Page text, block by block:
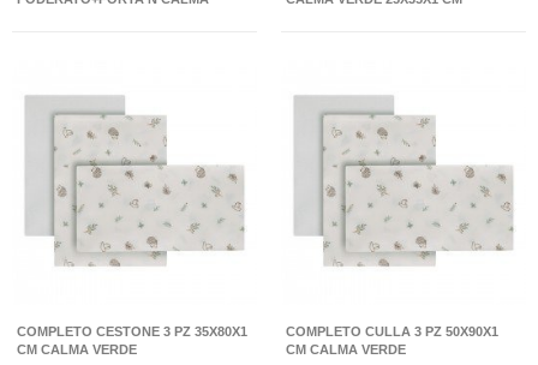
COMPLETO CESTONE 3 PZ 35X80X1
CM CALMA VERDE
COMPLETO CULLA 3 PZ 50X90X1
CM CALMA VERDE